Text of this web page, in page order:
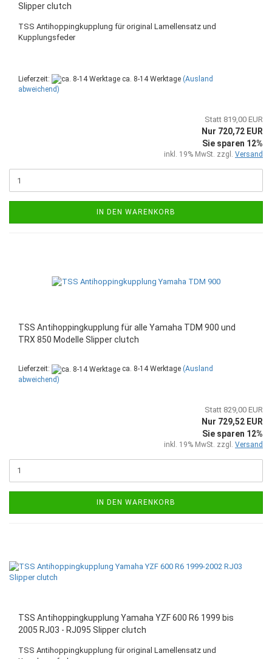
Slipper clutch
TSS Antihoppingkupplung für original Lamellensatz und
Kupplungsfeder
Lieferzeit: ca. 8-14 Werktage (Ausland
abweichend)
Statt 819,00 EUR
Nur 720,72 EUR
Sie sparen 12%
inkl. 19% MwSt. zzgl. Versand
IN DEN WARENKORB
TSS Antihoppingkupplung für alle Yamaha TDM 900 und
TRX 850 Modelle Slipper clutch
Lieferzeit: ca. 8-14 Werktage (Ausland
abweichend)
Statt 829,00 EUR
Nur 729,52 EUR
Sie sparen 12%
inkl. 19% MwSt. zzgl. Versand
IN DEN WARENKORB
TSS Antihoppingkupplung Yamaha YZF 600 R6 1999 bis
2005 RJ03 - RJ095 Slipper clutch
TSS Antihoppingkupplung für original Lamellensatz und